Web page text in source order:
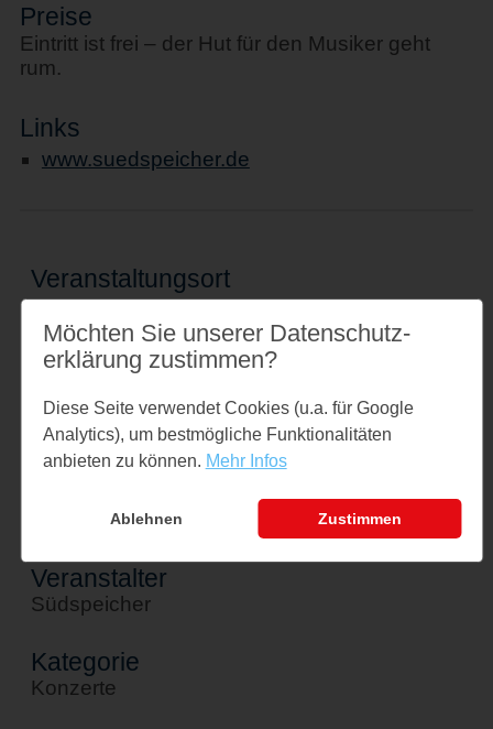
Preise
Eintritt ist frei – der Hut für den Musiker geht
rum.
Links
www.suedspeicher.de
Veranstaltungsort
Südspeicher
Bahnhofsweg 7
24376 Kappeln
↪ Google Maps öffnen
Kontakt
kontakt@suedspeicher.de
Tel: 04642 9999410
Veranstalter
Südspeicher
Kategorie
Konzerte
Möchten Sie unserer Datenschutz­
erklärung zustimmen?
Diese Seite verwendet Cookies (u.a. für Google
Analytics), um bestmögliche Funktionalitäten
anbieten zu können. Mehr Infos
Ablehnen Zustimmen